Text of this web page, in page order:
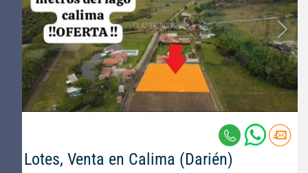
Lotes, Venta en Calima (Darién)